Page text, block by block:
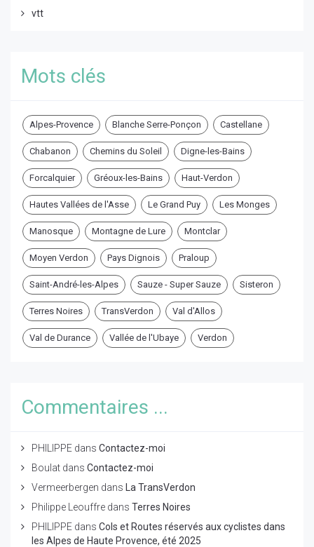
vtt
Mots clés
Alpes-Provence Blanche Serre-Ponçon Castellane
Chabanon Chemins du Soleil Digne-les-Bains
Forcalquier Gréoux-les-Bains Haut-Verdon
Hautes Vallées de l'Asse Le Grand Puy Les Monges
Manosque Montagne de Lure Montclar
Moyen Verdon Pays Dignois Praloup
Saint-André-les-Alpes Sauze - Super Sauze Sisteron
Terres Noires TransVerdon Val d'Allos
Val de Durance Vallée de l'Ubaye Verdon
Commentaires ...
PHILIPPE dans Contactez-moi
Boulat dans Contactez-moi
Vermeerbergen dans
La TransVerdon
Philippe Leouffre dans Terres Noires
PHILIPPE dans Cols et Routes réservés aux cyclistes dans
les Alpes de Haute Provence, été 2025